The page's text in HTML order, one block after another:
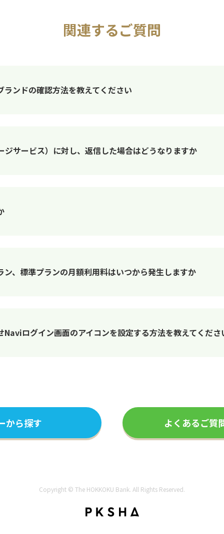
関連するご質問
ンドの確認方法を教えてください
ジサービス）に対し、返信した場合はどうなりますか
、標準プランの月額利用料はいつから発生しますか
ログイン画面のアイコンを設定する方法を教えてくださ
から探す よくあるご質
Copyright © The HOKKOKU Bank. All Rights Reserved.